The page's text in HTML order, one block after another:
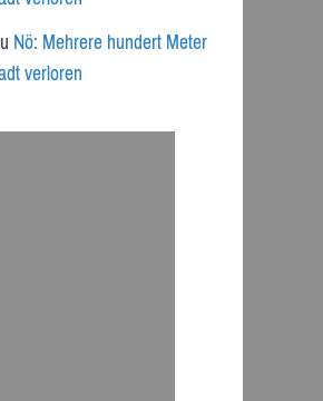
Nö: Mehrere hundert Meter
verloren